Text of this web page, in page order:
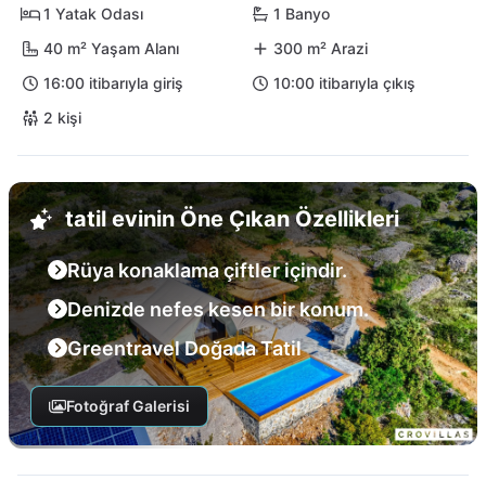
1 Yatak Odası
1 Banyo
40 m² Yaşam Alanı
300 m² Arazi
16:00 itibarıyla giriş
10:00 itibarıyla çıkış
2 kişi
tatil evinin Öne Çıkan Özellikleri
Rüya konaklama çiftler içindir.
Denizde nefes kesen bir konum.
Greentravel Doğada Tatil
Fotoğraf Galerisi